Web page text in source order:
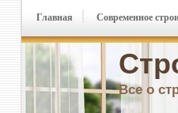
Все о
Главная Современное